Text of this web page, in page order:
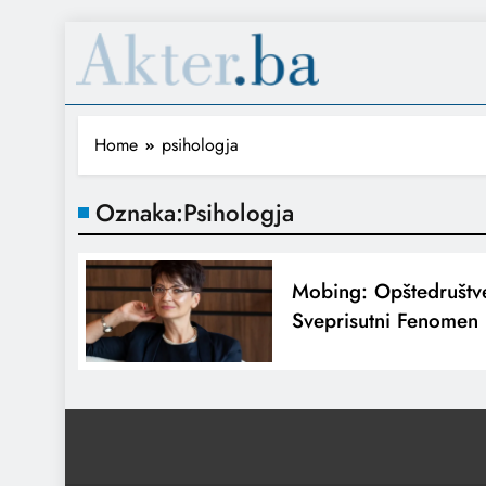
Home psihologja
Oznaka:Psihologja
Mobing:
Sveprisutni Fenomen